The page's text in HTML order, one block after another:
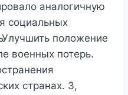
аналогичную
социальных
положение
военных потерь.
странах. 3,